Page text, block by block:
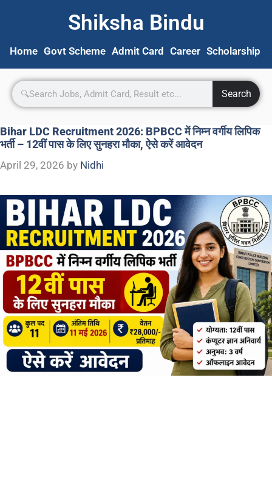
Shiksha Bindu
Home Govt Scheme Admit Card Career Scholarship
Search
Bihar LDC Recruitment 2026: BPBCC में निम्न वर्गीय लिपिक
भर्ती – 12वीं पास के लिए सुनहरा मौका, ऐसे करें आवेदन
April 29, 2026 by Nidhi